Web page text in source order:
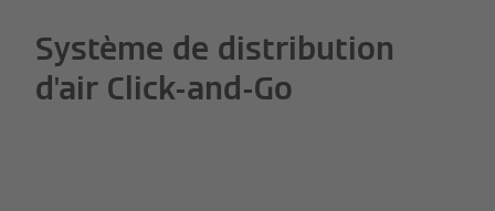
Système de distribution
d'air Click-and-Go